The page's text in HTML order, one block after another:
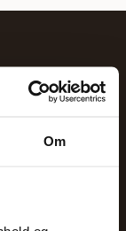
Om